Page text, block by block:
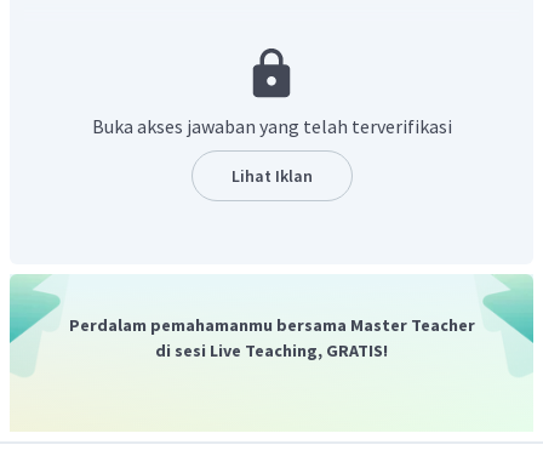
terikat pada cincin benzena (satu substituen). Semyawa
anilina adalah senyawa intermediet yang digunakan dalam
pembuatan pewarna, polimer, dan karet.
Struktur anilina yaitu :
Buka akses jawaban yang telah terverifikasi
Lihat Iklan
Perdalam pemahamanmu bersama Master Teacher
di sesi Live Teaching, GRATIS!